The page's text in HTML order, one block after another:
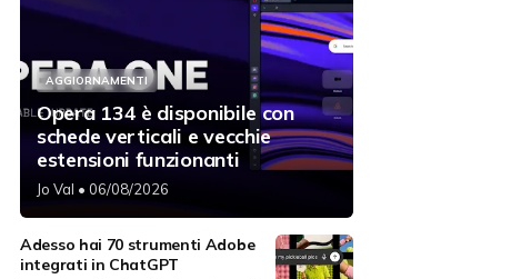
AGGIORNAMENTI
Opera 134 è disponibile con
schede verticali e vecchie
estensioni funzionanti
Jo Val • 06/08/2026
Adesso hai 70 strumenti Adobe
integrati in ChatGPT